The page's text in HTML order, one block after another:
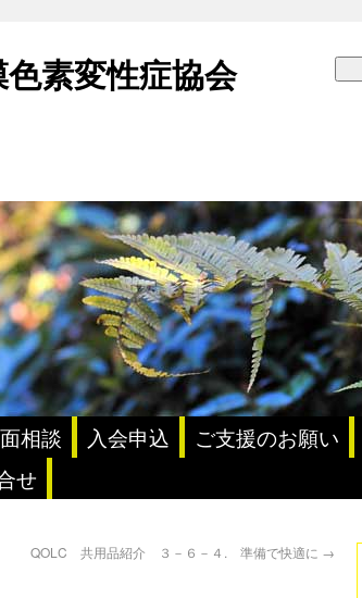
素変性症協会
相談 入会申込 ご支援のお願い
せ
QOLC 共用品紹介 ３－６－４. 準備で快適に →